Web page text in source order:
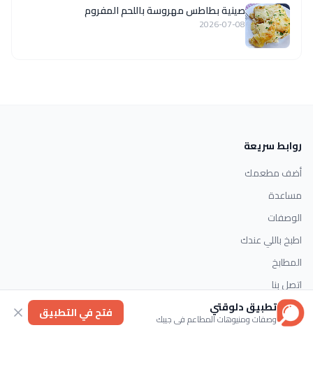
صينية بطاطس مهروسة باللحم المفروم
2026-07-08
روابط سريعة
أضف مطعمك
مساعدة
الوصفات
اطبخ باللي عندك
المطابخ
اتصل بنا
التصنيفات
تطبيق دلوقتي
وصفات ومنيوهات المطاعم في جيبك فتح في التطبيق